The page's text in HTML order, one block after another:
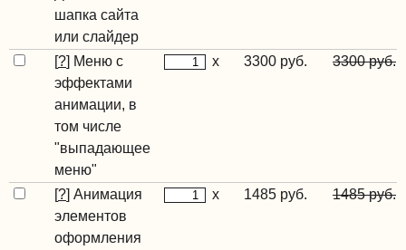
шапка сайта
или слайдер
[?] Меню с
эффектами
анимации, в
том числе
"выпадающее
меню"
x 3300 руб. 3300 руб.
[?] Анимация
элементов
оформления
x 1485 руб. 1485 руб.